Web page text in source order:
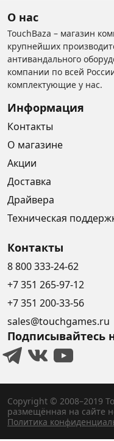
О нас
TouchBaza – магазин
крупнейших
антивандального
компании по всей
комплектующие у нас.
Информация
Контакты
О магазине
Акции
Доставка
Драйвера
Техническая
Контакты
8 800 333-24-62
+7 351 265-97-12
+7 351 200-33-56
sales@touchgames.ru
Подписывайтесь
Copyright © 2008–2019
размещённая на сайте
Политика